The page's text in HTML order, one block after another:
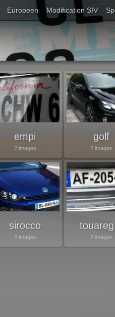
Europeen Modification SIV
Démarrer
empi
2 images
golf
2 images
sirocco
2 images 2 images